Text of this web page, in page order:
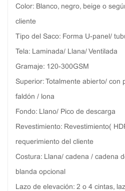
Color: Blanco, negro, beige o
cliente
Tipo del Saco: Forma U-panel/
Tela: Laminada/ Llana/ Ventilada
Gramaje: 120-300GSM
Superior: Totalmente abierto/ con
faldón / lona
Fondo: Llano/ Pico de descarga
Revestimiento: Revestimiento(
requerimiento del cliente
Costura: Llana/ cadena / cadena
blanda opcional
Lazo de elevación: 2 o 4 cintas,